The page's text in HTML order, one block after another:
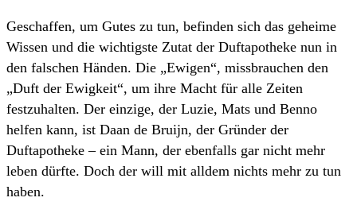
Geschaffen, um Gutes zu tun, befinden sich das geheime
Wissen und die wichtigste Zutat der Duftapotheke nun in
den falschen Händen. Die „Ewigen“, missbrauchen den
„Duft der Ewigkeit“, um ihre Macht für alle Zeiten
festzuhalten. Der einzige, der Luzie, Mats und Benno
helfen kann, ist Daan de Bruijn, der Gründer der
Duftapotheke – ein Mann, der ebenfalls gar nicht mehr
leben dürfte. Doch der will mit alldem nichts mehr zu tun
haben.